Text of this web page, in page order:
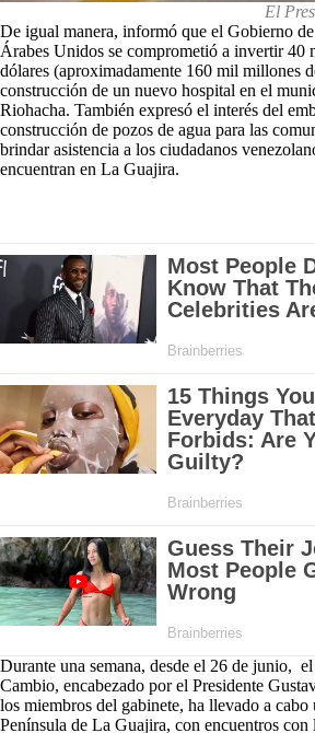
El
De igual manera, informó que el Gobierno
Árabes Unidos se comprometió a invertir 40
dólares (aproximadamente 160 mil millones
construcción de un nuevo hospital en el
Riohacha. También expresó el interés del
construcción de pozos de agua para las
brindar asistencia a los ciudadanos
encuentran en La Guajira.
Durante una semana, desde el 26 de junio,
Cambio, encabezado por el Presidente
los miembros del gabinete, ha llevado a cabo
Península de La Guajira, con encuentros con